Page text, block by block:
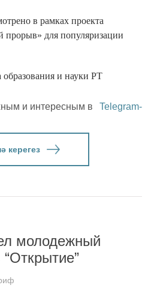
в рамках проекта
прорыв» для популяризации
и науки РТ
и интересным в
Telegram-
керегез
молодежный